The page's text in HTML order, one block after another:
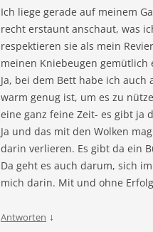
Ich liege gerade auf meinem
recht erstaunt anschaut, was
respektieren sie als mein
meinen Kniebeugen gemütlich
Ja, bei dem Bett habe ich auch
warm genug ist, um es zu
eine ganz feine Zeit- es gibt ja
Ja und das mit den Wolken
darin verlieren. Es gibt da ein
Da geht es auch darum, sich
mich darin. Mit und ohne
Antworten ↓